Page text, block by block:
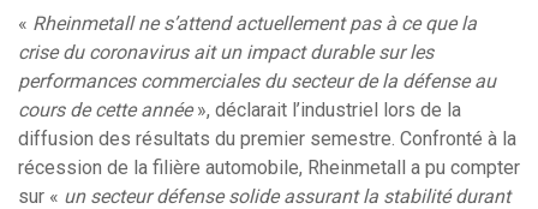
« Rheinmetall ne s’attend actuellement pas à ce que la
crise du coronavirus ait un impact durable sur les
performances commerciales du secteur de la défense au
cours de cette année», déclarait l’industriel lors de la
diffusion des résultats du premier semestre. Confronté à la
récession de la filière automobile, Rheinmetall a pu compter
sur « un secteur défense solide assurant la stabilité durant